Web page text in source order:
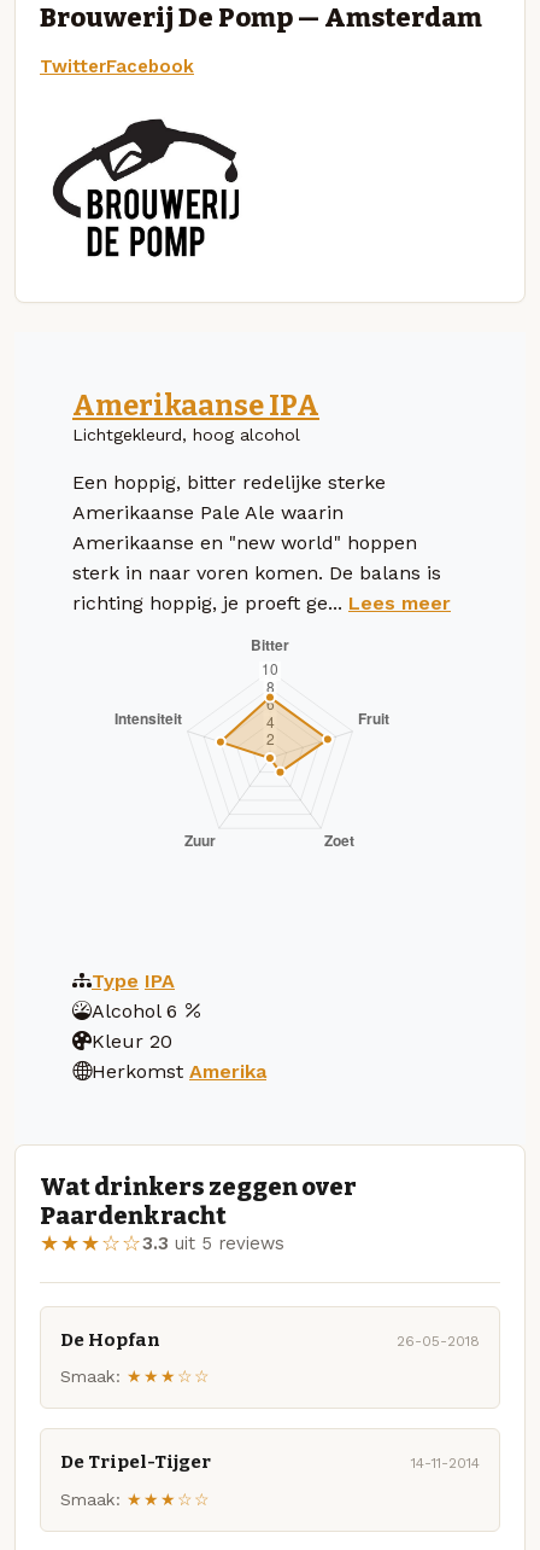
Brouwerij De Pomp — Amsterdam
TwitterFacebook
Amerikaanse IPA
Lichtgekleurd, hoog alcohol
Een hoppig, bitter redelijke sterke
Amerikaanse Pale Ale waarin
Amerikaanse en "new world" hoppen
sterk in naar voren komen. De balans is
richting hoppig, je proeft ge... Lees meer
Type IPA
Alcohol 6
Kleur 20
Herkomst Amerika
Wat drinkers zeggen over
Paardenkracht
★★★☆☆3.3 uit 5 reviews
De Hopfan 26-05-2018
Smaak: ★★★☆☆
De Tripel-Tijger 14-11-2014
Smaak: ★★★☆☆